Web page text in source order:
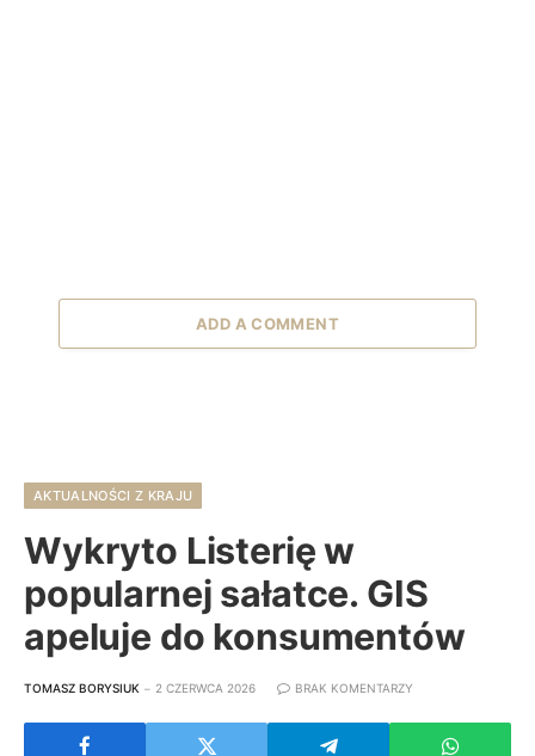
ADD A COMMENT
AKTUALNOŚCI Z KRAJU
Wykryto Listerię w
popularnej sałatce. GIS
apeluje do konsumentów
TOMASZ BORYSIUK 2 CZERWCA 2026 BRAK KOMENTARZY